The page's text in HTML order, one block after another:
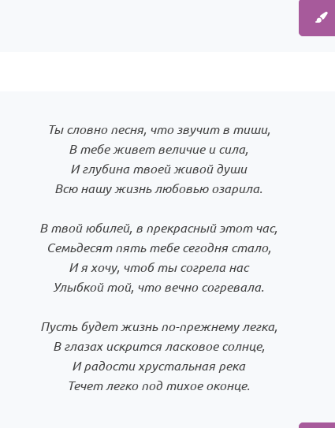
Ты словно песня, что звучит в тиши,
В тебе живет величие и сила,
И глубина твоей живой души
Всю нашу жизнь любовью озарила.
В твой юбилей, в прекрасный этот час,
Семьдесят пять тебе сегодня стало,
И я хочу, чтоб ты согрела нас
Улыбкой той, что вечно согревала.
Пусть будет жизнь по-прежнему легка,
В глазах искрится ласковое солнце,
И радости хрустальная река
Течет легко под тихое оконце.